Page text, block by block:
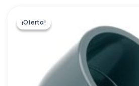
¡Oferta!
¡Oferta!